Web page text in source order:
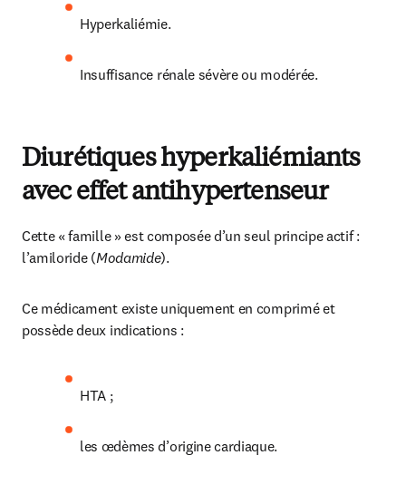
Hyperkaliémie.
Insuffisance rénale sévère ou modérée.
Diurétiques hyperkaliémiants
avec effet antihypertenseur
Cette « famille » est composée d’un seul principe actif :
l’amiloride (Modamide).
Ce médicament existe uniquement en comprimé et
possède deux indications :
HTA ;
les œdèmes d’origine cardiaque.